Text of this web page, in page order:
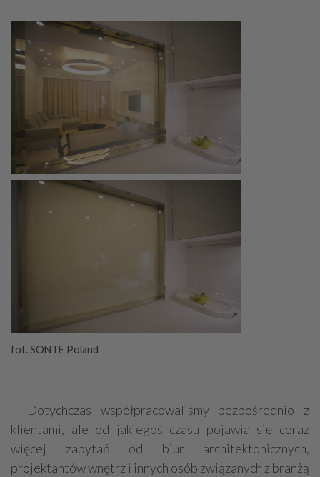
fot. SONTE Poland
– Dotychczas współpracowaliśmy bezpośrednio z
klientami, ale od jakiegoś czasu pojawia się coraz
więcej zapytań od biur architektonicznych,
projektantów wnętrz i innych osób związanych z branżą